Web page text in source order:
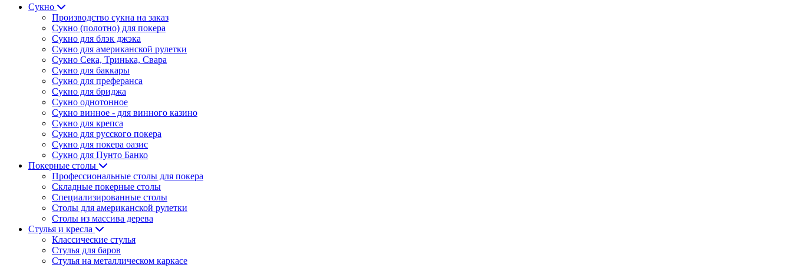
Сукно
Производство сукна на заказ
Сукно (полотно) для покера
Сукно для блэк джэка
Сукно для американской рулетки
Сукно Сека, Тринька, Свара
Сукно для баккары
Сукно для преферанса
Сукно для бриджа
Сукно однотонное
Сукно винное - для винного казино
Сукно для крепса
Сукно для русского покера
Сукно для покера оазис
Сукно для Пунто Банко
Покерные столы
Профессиональные столы для покера
Складные покерные столы
Специализированные столы
Столы для американской рулетки
Столы из массива дерева
Стулья и кресла
Классические стулья
Стулья для баров
Стулья на металлическом каркасе